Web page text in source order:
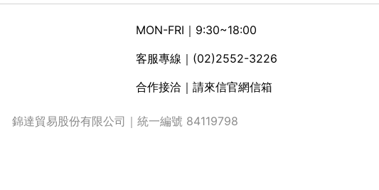
MON-FRI｜9:30~18:00
客服專線｜(02)2552-3226
合作接洽｜請來信官網信箱
錦達貿易股份有限公司｜統一編號 84119798